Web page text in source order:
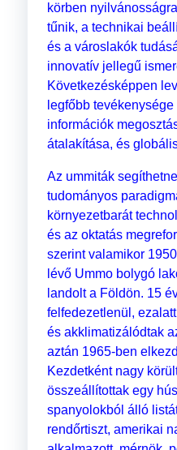
körben
tűnik, a technikai
és a városlakók
innovatív jellegű
Következésképpen
legfőbb
információk
átalakítása, és
Az ummiták
tudományos
környezetbarát
és az oktatás
szerint valamikor
lévő Ummo bolygó
landolt a Földön. 15
felfedezetlenül,
és akklimatizálódtak
aztán 1965-ben
Kezdetként nagy
összeállítottak egy
spanyolokból álló
rendőrtiszt, amerikai